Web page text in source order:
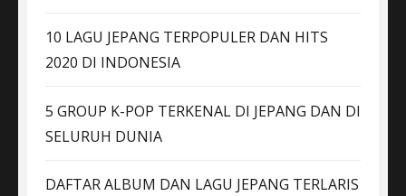
10 LAGU JEPANG TERPOPULER DAN HITS
2020 DI INDONESIA
5 GROUP K-POP TERKENAL DI JEPANG DAN DI
SELURUH DUNIA
DAFTAR ALBUM DAN LAGU JEPANG TERLARIS